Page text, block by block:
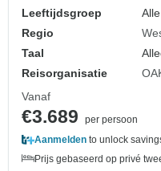
Leeftijdsgroep
Regio
Taal
Reisorganisatie
Vanaf
€3.689
per persoon
Aanmelden to unlock
Prijs gebaseerd op privé